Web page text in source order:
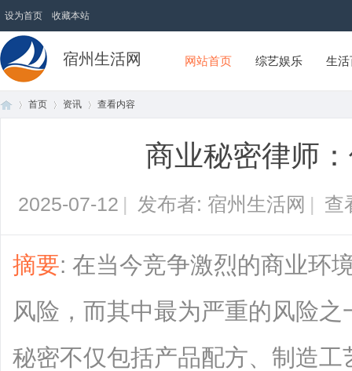
设为首页 收藏本站
宿州生活网 网站首页 综艺娱乐 生
首页 资讯 查看内容
商业秘密律师
2025-07-12 | 发布者: 宿州生活网 | 查
摘要: 在当今竞争激烈的商业环
风险，而其中最为严重的风险
秘密不仅包括产品配方、制造